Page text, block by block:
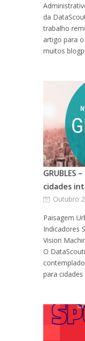
da
trabalho
artigo para
muitos
GRUBLES
cidades
Outubro
Paisagem
Indicadores
Vision
O
para cidades